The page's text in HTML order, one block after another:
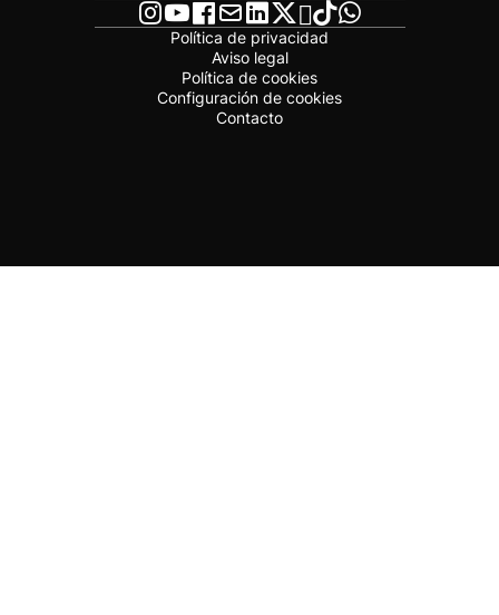
Política de privacidad
Aviso legal
Política de cookies
Configuración de cookies
Contacto